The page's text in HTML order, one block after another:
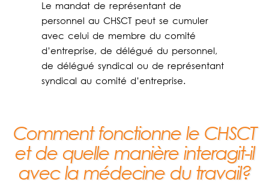
Le mandat de représentant de
personnel au CHSCT peut se cumuler
avec celui de membre du comité
d’entreprise, de délégué du personnel,
de délégué syndical ou de représentant
syndical au comité d’entreprise.
Comment fonctionne le CHSCT
et de quelle manière interagit-il
avec la médecine du travail?